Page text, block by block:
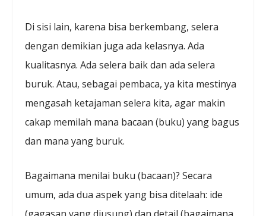
Di sisi lain, karena bisa berkembang, selera
dengan demikian juga ada kelasnya. Ada
kualitasnya. Ada selera baik dan ada selera
buruk. Atau, sebagai pembaca, ya kita mestinya
mengasah ketajaman selera kita, agar makin
cakap memilah mana bacaan (buku) yang bagus
dan mana yang buruk.
Bagaimana menilai buku (bacaan)? Secara
umum, ada dua aspek yang bisa ditelaah: ide